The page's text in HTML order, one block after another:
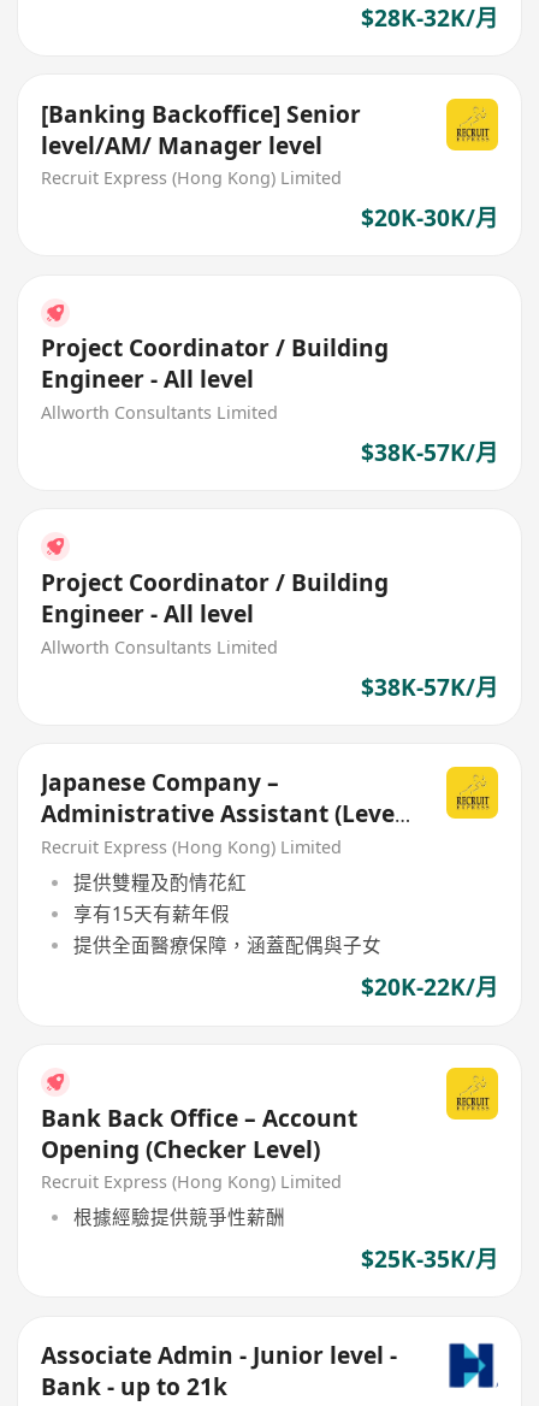
$28K-32K/月
[Banking Backoffice] Senior
level/AM/ Manager level
Recruit Express (Hong Kong) Limited
$20K-30K/月
Project Coordinator / Building
Engineer - All level
Allworth Consultants Limited
$38K-57K/月
Project Coordinator / Building
Engineer - All level
Allworth Consultants Limited
$38K-57K/月
Japanese Company –
Administrative Assistant (Level
N3)
Recruit Express (Hong Kong) Limited
提供雙糧及酌情花紅
享有15天有薪年假
提供全面醫療保障，涵蓋配偶與子女
$20K-22K/月
Bank Back Office – Account
Opening (Checker Level)
Recruit Express (Hong Kong) Limited
根據經驗提供競爭性薪酬
$25K-35K/月
Associate Admin - Junior level -
Bank - up to 21k